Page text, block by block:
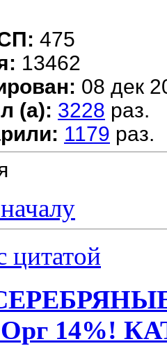
475
13462
08 дек
(а): 3228 раз.
1179 раз.
цитатой
14%!